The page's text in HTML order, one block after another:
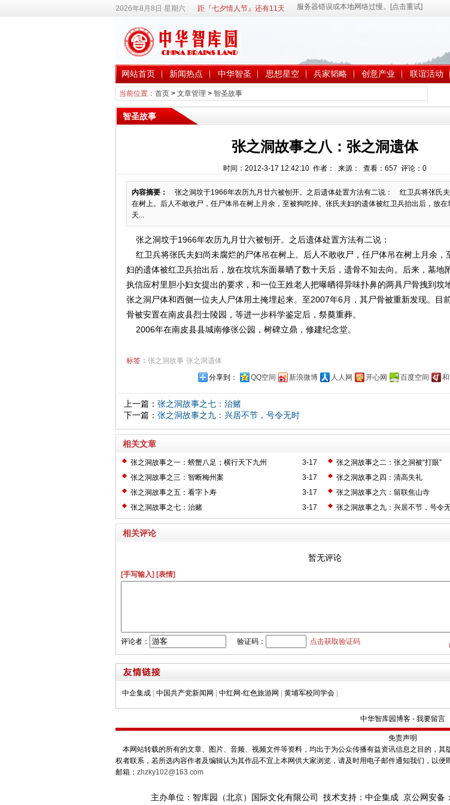
2026年8月8日 星期六 距『七夕情人节』还有11天
网站首页 新闻热点 中华智圣 思想星空 兵家韬略 创意产业 联谊活动
当前位置： 首页> 文章管理 > 智圣故事
智圣故事
张之洞故事之八：张之洞遗体
时间：2012-3-17 12:42:10 作者： 来源： 查看： 657 评论： 0
内容摘要：
张之洞坟于1966年农历九月廿六被刨开。之后遗体处置方法有二说： 红卫兵将张氏
在树上。后人不敢收尸，任尸体吊在树上月余，至被狗吃掉。张氏夫妇的遗体被红卫兵抬出后，放
天...
张之洞坟于1966年农历九月廿六被刨开。之后遗体处置方法有二说：
红卫兵将张氏夫妇尚未腐烂的尸体吊在树上。后人不敢收尸，任尸体吊在树上月余，
妇的遗体被红卫兵抬出后，放在坟坑东面暴晒了数十天后，遗骨不知去向。后来，墓地
执信应村里胆小妇女提出的要求，和一位王姓老人把曝晒得异味扑鼻的两具尸骨拽到坟
张之洞尸体和西侧一位夫人尸体用土掩埋起来。至2007年6月，其尸骨被重新发现。目
骨被安置在南皮县烈士陵园，等进一步科学鉴定后，祭奠重葬。
2006年在南皮县县城南修张公园，树碑立鼎，修建纪念堂。
标签： 张之洞故事 张之洞遗体
分享到：
QQ空间 新浪微博 人人网 开心网 百度空间
上一篇： 张之洞故事之七：治赌
下一篇： 张之洞故事之九：兴居不节，号令无时
相关文章
3-17
张之洞故事之一：螃蟹八足；横行天下九州
张之洞故事之二：张之洞被“打眼”
3-17
张之洞故事之三：智断梅州案
张之洞故事之四：清高失礼
3-17
张之洞故事之五：看字卜寿
张之洞故事之六：留联焦山寺
3-17
张之洞故事之七：治赌 张之洞故事之九：兴居不节，号令
相关评论
暂无评论
[手写输入] [表情]
评论者： 验证码： 点击获取验证码
中企集成 中国共产党新闻网 中红网-红色旅游网 黄埔军校同学会
中华智库园博客- 我要留言
免责声明
本网站转载的所有的文章、图片、音频、视频文件等资料，均出于为公众传播有益资讯信息之目的，
权者联系，若所选内容作者及编辑认为其作品不宜上本网供大家浏览，请及时用电子邮件通知我们，以便
邮箱： zhzky102@163.com
主办单位：智库园（北京）国际文化有限公司 技术支持：中企集成 京公网安备：